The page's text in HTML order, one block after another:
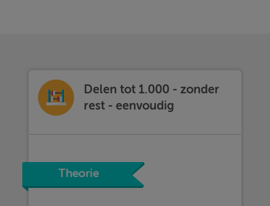
Delen tot 1.000 - zonder
rest - eenvoudig
Theorie